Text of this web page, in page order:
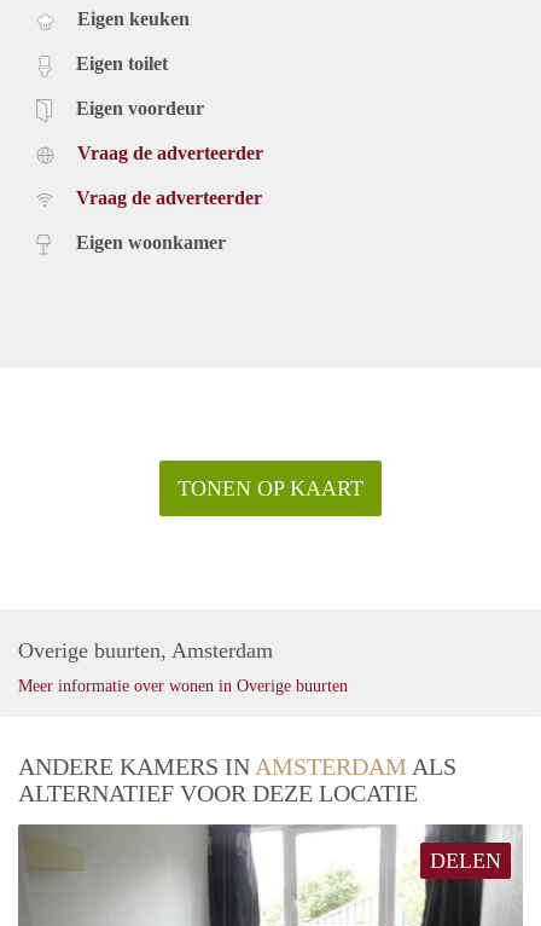
Eigen keuken
Eigen toilet
Eigen voordeur
Vraag de adverteerder
Vraag de adverteerder
Eigen woonkamer
TONEN OP KAART
Overige buurten, Amsterdam
Meer informatie over wonen in Overige buurten
ANDERE KAMERS IN AMSTERDAM ALS
ALTERNATIEF VOOR DEZE LOCATIE
DELEN